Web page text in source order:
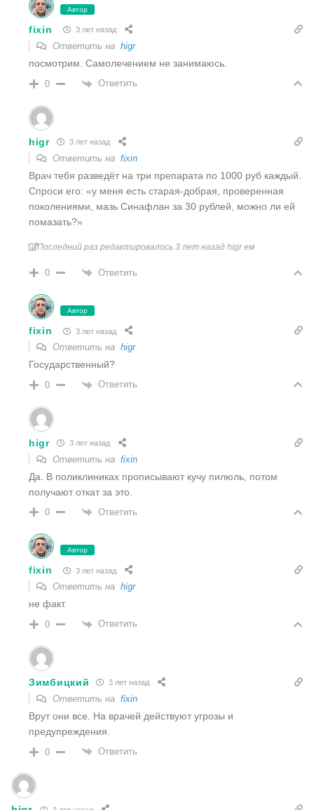
Автор
fixin 3 лет назад
Ответить на higr
посмотрим. Самолечением не занимаюсь.
0 Ответить
higr 3 лет назад
Ответить на fixin
Врач тебя разведёт на три препарата по 1000 руб каждый.
Спроси его: «у меня есть старая-добрая, проверенная
поколениями, мазь Синафлан за 30 рублей, можно ли ей
помазать?»
Последний раз редактировалось 3 лет назад higr ем
0 Ответить
Автор
fixin 3 лет назад
Ответить на higr
Государственный?
0 Ответить
higr 3 лет назад
Ответить на fixin
Да. В поликлиниках прописывают кучу пилюль, потом
получают откат за это.
0 Ответить
Автор
fixin 3 лет назад
Ответить на higr
не факт.
0 Ответить
Зимбицкий 3 лет назад
Ответить на fixin
Врут они все. На врачей действуют угрозы и
предупреждения.
0 Ответить